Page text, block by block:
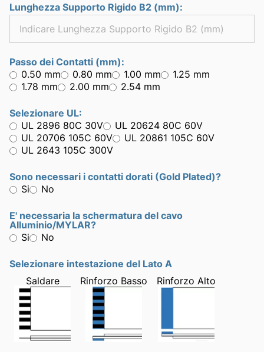
Lunghezza Supporto Rigido B2 (mm):
Passo dei Contatti (mm):
0.50 mm
0.80 mm 1.00 mm
1.25 mm
1.78 mm
2.00 mm 2.54 mm
Selezionare UL:
UL 2896 80C 30V
UL 20624 80C 60V
UL 20706 105C 60V
UL 20861 105C 60V
UL 2643 105C 300V
Sono necessari i contatti dorati (Gold Plated)?
Si
No
E' necessaria la schermatura del cavo
Alluminio/MYLAR?
Si
No
Selezionare intestazione del Lato A
Saldare
Rinforzo Basso Rinforzo Alto